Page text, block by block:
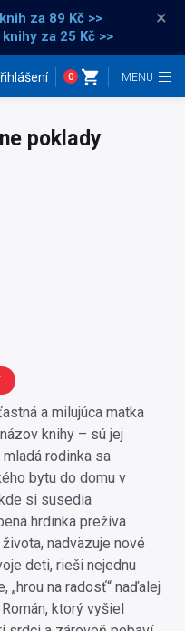
za 89 Kč >>
za 25 Kč >>
×
0
poklady
a milujúca matka
knihy – sú jej
rodinka sa
bytu do domu v
si susedia
hrdinka prežíva
nadväzuje nové
deti, rieši nejednu
„hrou na radosť“ naďalej
ktorý vyšiel